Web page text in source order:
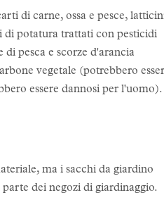
di carne, ossa e pesce,
di potatura trattati con pesticidi
pesca e scorze d'arancia
vegetale (potrebbero
essere dannosi per l'uomo).
ma i sacchi da giardino
dei negozi di giardinaggio.